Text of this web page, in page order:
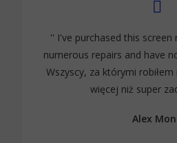
'' I've purchased this
numerous repairs and have
Wszyscy, za którymi
więcej niż super
Alex